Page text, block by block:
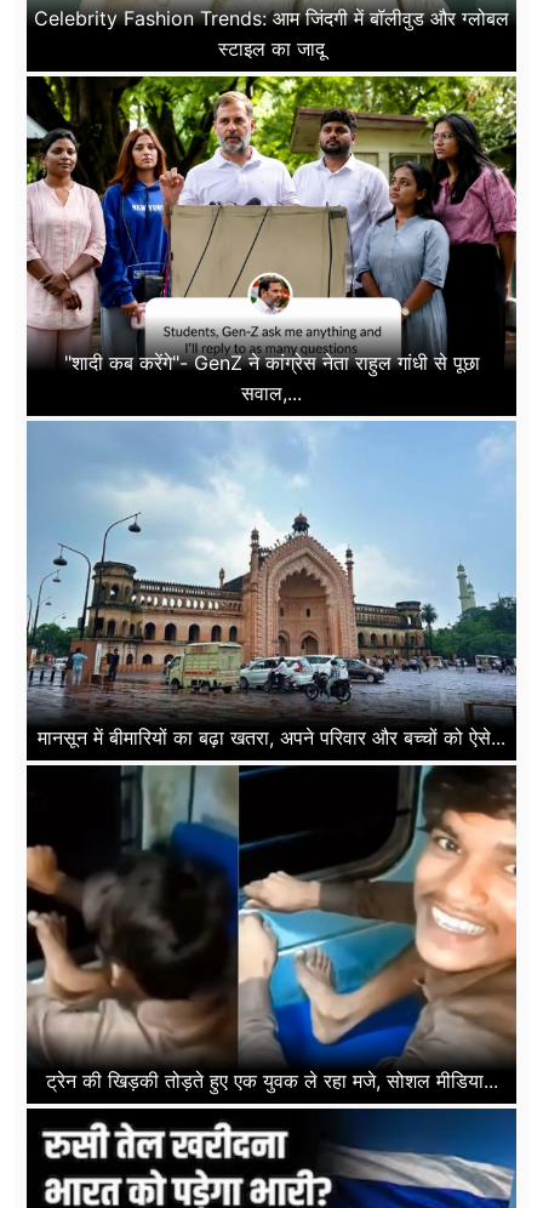
Celebrity Fashion Trends: आम जिंदगी में बॉलीवुड और ग्लोबल
स्टाइल का जादू
"शादी कब करेंगे"- GenZ ने कांग्रेस नेता राहुल गांधी से पूछा
सवाल,...
मानसून में बीमारियों का बढ़ा खतरा, अपने परिवार और बच्चों को ऐसे...
ट्रेन की खिड़की तोड़ते हुए एक युवक ले रहा मजे, सोशल मीडिया...